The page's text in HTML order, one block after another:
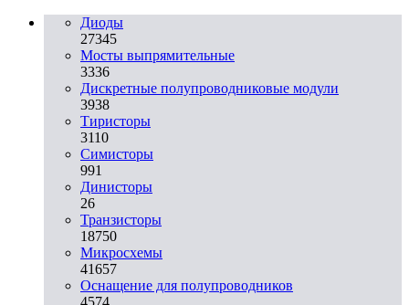
Диоды
27345
Мосты выпрямительные
3336
Дискретные полупроводниковые модули
3938
Тиристоры
3110
Симисторы
991
Динисторы
26
Транзисторы
18750
Микросхемы
41657
Оснащение для полупроводников
4574